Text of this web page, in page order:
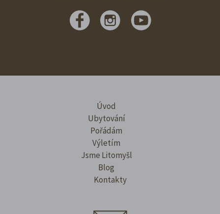
Úvod
Ubytování
Pořádám
Výletím
Jsme Litomyšl
Blog
Kontakty